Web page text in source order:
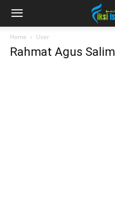
fiksiislami.com
Home User
Rahmat Agus Salim